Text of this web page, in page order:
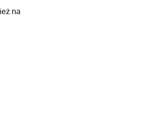
na